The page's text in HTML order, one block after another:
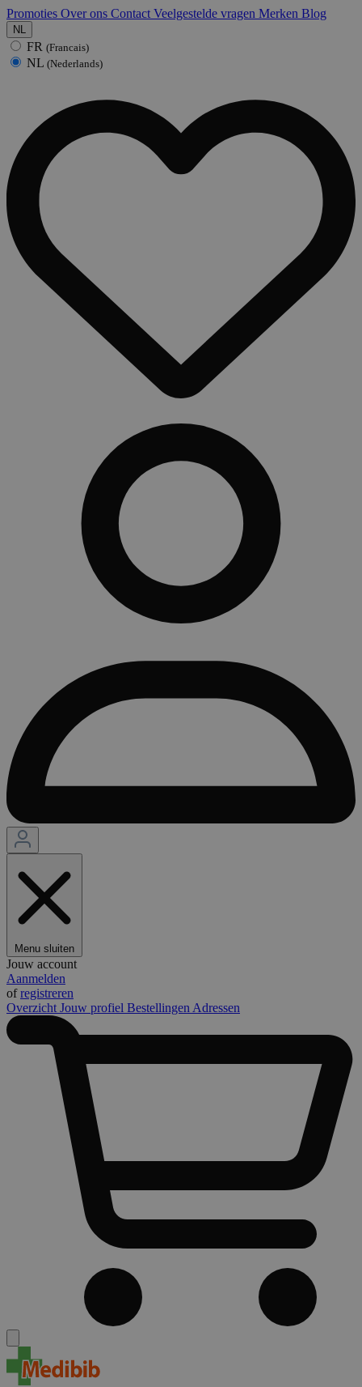
Promoties Over ons Contact Veelgestelde vragen Merken Blog
NL
FR (Francais)
NL (Nederlands)
Menu sluiten
Jouw account
Aanmelden
ofregistreren
Overzicht Jouw profiel Bestellingen Adressen